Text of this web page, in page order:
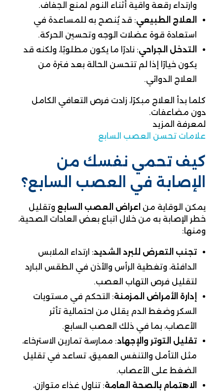
وارتداء رقعة واقية أثناء النوم لمنع الجفاف.
العلاج الطبيعي: قد يُنصح به للمساعدة في
استعادة قوة عضلات الوجه وتحسين الحركة.
التدخل الجراحي: نادرًا ما يكون مطلوبًا، ولكنه قد
يكون خيارًا إذا لم تتحسن الحالة بعد فترة من
العلاج الدوائي.
كلما بدأ العلاج مبكرًا، زادت فرص التعافي الكامل
دون مضاعفات.
لمعرفة المزيد
علامات تحسن العصب السابع
كيف تحمي نفسك من
الإصابة في العصب السابع؟
يمكن الوقاية من اعراض العصب السابع وتقليل
خطر الإصابة به من خلال اتباع بعض العادات الصحية،
ومنها:
تجنب التعرض للبرد الشديد: ارتداء الملابس
الدافئة، وتغطية الرأس والأذن في الطقس البارد
لتقليل فرص التهاب العصب.
إدارة الأمراض المزمنة: التحكم في مستويات
السكر وضغط الدم يقلل من احتمالية تأثر
الأعصاب، بما في ذلك العصب السابع.
تقليل التوتر والإجهاد: ممارسة تمارين الاسترخاء،
مثل التأمل والتنفس العميق، تساعد في تقليل
الضغط على الأعصاب.
الاهتمام بالصحة العامة: تناول غذاء متوازن،